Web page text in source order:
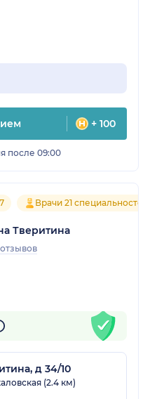
+ 100
после 09:00
Врачи 21 специальностей
Тверитина
д 34/10
(2.4 км)